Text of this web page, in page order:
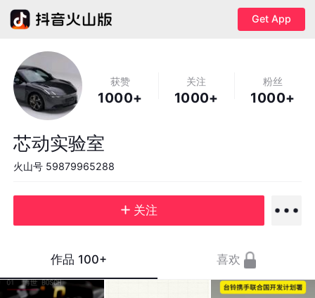
Get App
获赞
1000+
关注
1000+
粉丝
1000+
芯动实验室
火山号 59879965288
关注
作品 100+ 喜欢